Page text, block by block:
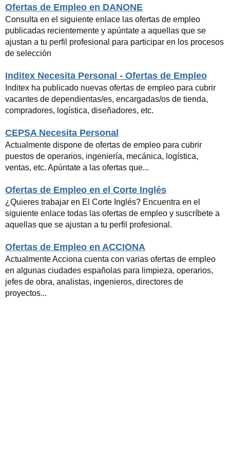
Ofertas de Empleo en DANONE
Consulta en el siguiente enlace las ofertas de empleo
publicadas recientemente y apúntate a aquellas que se
ajustan a tu perfil profesional para participar en los procesos
de selección
Inditex Necesita Personal - Ofertas de Empleo
Inditex ha publicado nuevas ofertas de empleo para cubrir
vacantes de dependientas/es, encargadas/os de tienda,
compradores, logística, diseñadores, etc.
CEPSA Necesita Personal
Actualmente dispone de ofertas de empleo para cubrir
puestos de operarios, ingeniería, mecánica, logística,
ventas, etc. Apúntate a las ofertas que...
Ofertas de Empleo en el Corte Inglés
¿Quieres trabajar en El Corte Inglés? Encuentra en el
siguiente enlace todas las ofertas de empleo y suscríbete a
aquellas que se ajustan a tu perfil profesional.
Ofertas de Empleo en ACCIONA
Actualmente Acciona cuenta con varias ofertas de empleo
en algunas ciudades españolas para limpieza, operarios,
jefes de obra, analistas, ingenieros, directores de
proyectos...